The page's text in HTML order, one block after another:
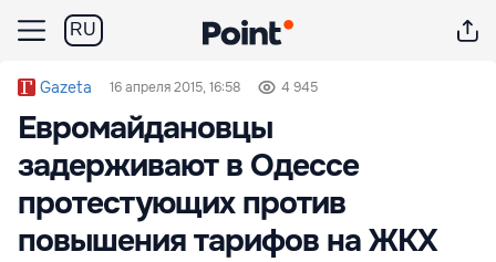
RU
Gazeta 16 апреля 2015, 16:58 4 945
Евромайдановцы
задерживают в Одессе
протестующих против
повышения тарифов на ЖКХ